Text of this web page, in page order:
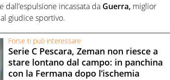
incassata da Guerra, miglior
giudice sportivo.
Forse ti può interessare
Serie C Pescara, Zeman non riesce a
stare lontano dal campo: in panchina
con la Fermana dopo l’ischemia